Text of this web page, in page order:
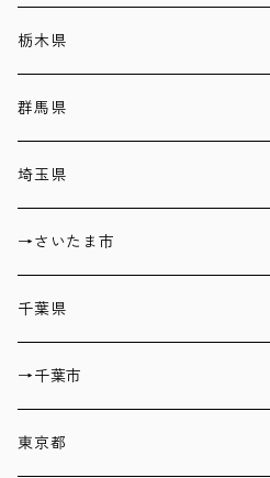
栃木県
群馬県
埼玉県
→さいたま市
千葉県
→千葉市
東京都